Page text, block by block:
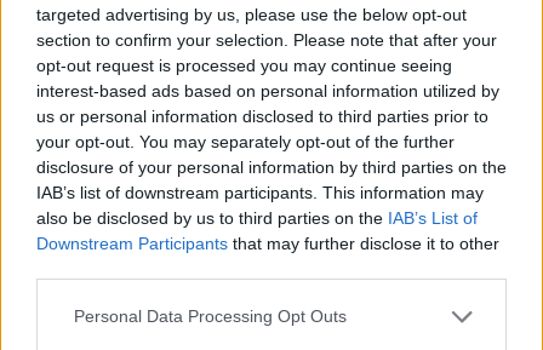
targeted advertising by us, please use the below opt-out
section to confirm your selection. Please note that after your
opt-out request is processed you may continue seeing
interest-based ads based on personal information utilized by
us or personal information disclosed to third parties prior to
your opt-out. You may separately opt-out of the further
disclosure of your personal information by third parties on the
IAB’s list of downstream participants. This information may
also be disclosed by us to third parties on the IAB’s List of
Downstream Participants that may further disclose it to other
Please note that this website/app uses one or more Google
Personal Data Processing Opt Outs